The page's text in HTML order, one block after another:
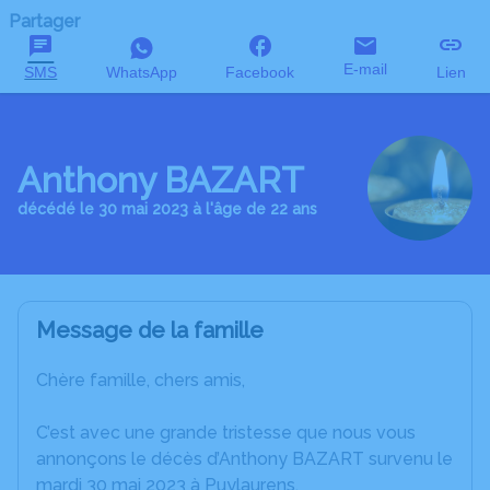
Partager
SMS WhatsApp Facebook E-mail Lien
Anthony BAZART
décédé le 30 mai 2023 à l'âge de 22 ans
Message de la famille
Chère famille, chers amis,
C’est avec une grande tristesse que nous vous
annonçons le décès d’Anthony BAZART survenu le
mardi 30 mai 2023 à Puylaurens.